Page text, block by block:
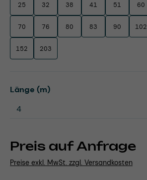
Preis auf Anfrage
Preise exkl. MwSt. zzgl. Versandkosten
25 32 38 41 51 60
70 76 80 83 90 102
152 203
Länge (m)auswählen